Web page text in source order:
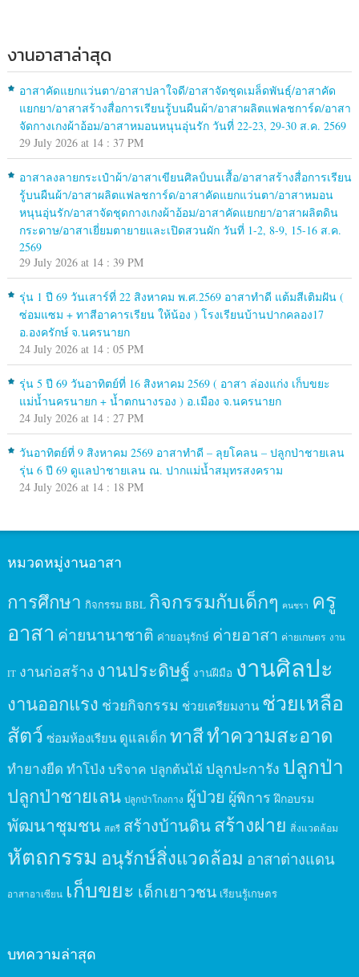
งานอาสาล่าสุด
อาสาคัดแยกแว่นตา/อาสาปลาใจดี/อาสาจัดชุดเมล็ดพันธุ์/อาสาคัด
แยกยา/อาสาสร้างสื่อการเรียนรู้บนผืนผ้า/อาสาผลิตแฟลชการ์ด/อาสา
จัดกางเกงผ้าอ้อม/อาสาหมอนหนุนอุ่นรัก วันที่ 22-23, 29-30 ส.ค. 2569
29 July 2026 at 14 : 37 PM
อาสาลงลายกระเป๋าผ้า/อาสาเขียนศิลป์บนเสื้อ/อาสาสร้างสื่อการเรียน
รู้บนผืนผ้า/อาสาผลิตแฟลชการ์ด/อาสาคัดแยกแว่นตา/อาสาหมอน
หนุนอุ่นรัก/อาสาจัดชุดกางเกงผ้าอ้อม/อาสาคัดแยกยา/อาสาผลิตดิน
กระดาษ/อาสาเยี่ยมตายายและเปิดสวนผัก วันที่ 1-2, 8-9, 15-16 ส.ค.
2569
29 July 2026 at 14 : 39 PM
รุ่น 1 ปี 69 วันเสาร์ที่ 22 สิงหาคม พ.ศ.2569 อาสาทำดี แต้มสีเติมฝัน (
ซ่อมแซม + ทาสีอาคารเรียน ให้น้อง ) โรงเรียนบ้านปากคลอง17
อ.องครักษ์ จ.นครนายก
24 July 2026 at 14 : 05 PM
รุ่น 5 ปี 69 วันอาทิตย์ที่ 16 สิงหาคม 2569 ( อาสา ล่องแก่ง เก็บขยะ
แม่น้ำนครนายก + น้ำตกนางรอง ) อ.เมือง จ.นครนายก
24 July 2026 at 14 : 27 PM
วันอาทิตย์ที่ 9 สิงหาคม 2569 อาสาทำดี – ลุยโคลน – ปลูกป่าชายเลน
รุ่น 6 ปี 69 ดูแลป่าชายเลน ณ. ปากแม่น้ำสมุทรสงคราม
24 July 2026 at 14 : 18 PM
หมวดหมู่งานอาสา
การศึกษา กิจกรรม BBL กิจกรรมกับเด็กๆ คนชรา ครู
อาสา ค่ายนานาชาติ ค่ายอนุรักษ์ ค่ายอาสา ค่ายเกษตร งาน
IT งานก่อสร้าง งานประดิษฐ์ งานฝีมือ งานศิลปะ
งานออกแรง ช่วยกิจกรรม ช่วยเตรียมงาน ช่วยเหลือ
สัตว์ ซ่อมห้องเรียน ดูแลเด็ก ทาสีทำความสะอาด
ทำยางยืด ทำโป่ง บริจาค ปลูกต้นไม้ ปลูกปะการัง ปลูกป่า
ปลูกป่าชายเลน ปลูกป่าโกงกาง ผู้ป่วย ผู้พิการ ฝึกอบรม
พัฒนาชุมชน สตรี สร้างบ้านดินสร้างฝาย สิ่งแวดล้อม
หัตถกรรม อนุรักษ์สิ่งแวดล้อม อาสาต่างแดน
อาสาอาเซียน เก็บขยะ เด็กเยาวชน เรียนรู้เกษตร
บทความล่าสุด